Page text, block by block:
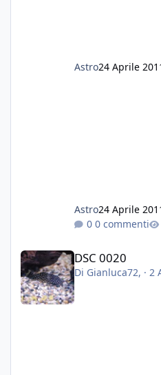
Astro24 Aprile
Astro24 Aprile
0 commenti
DSC 0020
DSC 0020
Di Gianluca72, · 2